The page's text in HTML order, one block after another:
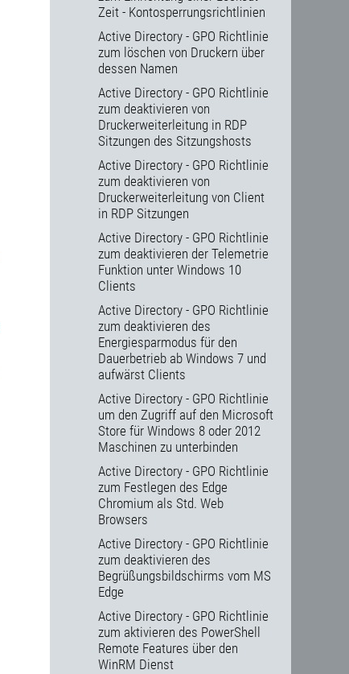
Zeit - Kontosperrungsrichtlinien
Active Directory - GPO Richtlinie
zum löschen von Druckern über
dessen Namen
Active Directory - GPO Richtlinie
zum deaktivieren von
Druckerweiterleitung in RDP
Sitzungen des Sitzungshosts
Active Directory - GPO Richtlinie
zum deaktivieren von
Druckerweiterleitung von Client
in RDP Sitzungen
Active Directory - GPO Richtlinie
zum deaktivieren der Telemetrie
Funktion unter Windows 10
Clients
Active Directory - GPO Richtlinie
zum deaktivieren des
Energiesparmodus für den
Dauerbetrieb ab Windows 7 und
aufwärst Clients
Active Directory - GPO Richtlinie
um den Zugriff auf den Microsoft
Store für Windows 8 oder 2012
Maschinen zu unterbinden
Active Directory - GPO Richtlinie
zum Festlegen des Edge
Chromium als Std. Web
Browsers
Active Directory - GPO Richtlinie
zum deaktivieren des
Begrüßungsbildschirms vom MS
Edge
Active Directory - GPO Richtlinie
zum aktivieren des PowerShell
Remote Features über den
WinRM Dienst